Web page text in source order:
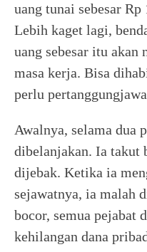
uang tunai sebesar
Lebih kaget lagi,
uang sebesar itu akan
masa kerja. Bisa
perlu
Awalnya, selama dua
dibelanjakan. Ia takut
dijebak. Ketika ia
sejawatnya, ia malah
bocor, semua pejabat
kehilangan dana